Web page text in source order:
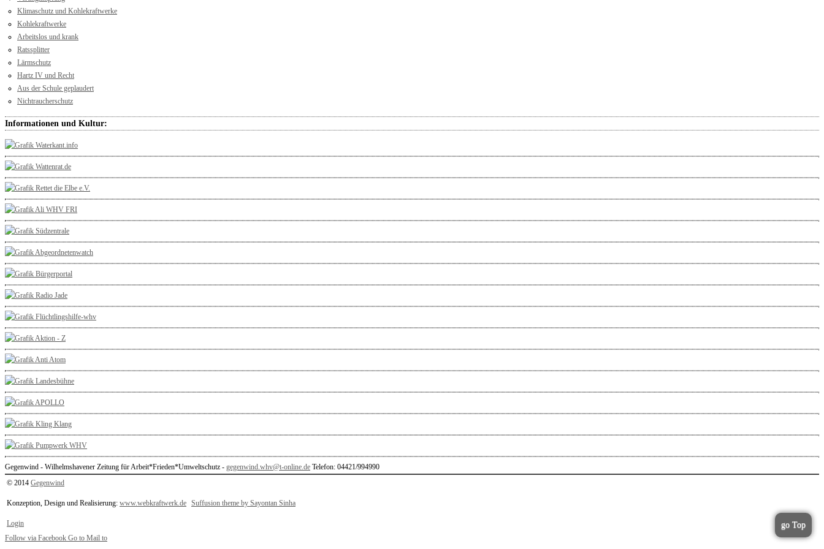
Klimaschutz und Kohlekraftwerke
Kohlekraftwerke
Arbeitslos und krank
Ratssplitter
Lärmschutz
Hartz IV und Recht
Aus der Schule geplaudert
Nichtraucherschutz
Informationen und Kultur:
Gegenwind - Wilhelmshavener Zeitung für Arbeit*Frieden*Umweltschutz - gegenwind.whv@t-online.de Telefon: 04421/994990
© 2014 Gegenwind
Konzeption, Design und Realisierung: www.webkraftwerk.de
Login
Suffusion theme by Sayontan Sinha
Follow via Facebook Go to Mail to
go Top